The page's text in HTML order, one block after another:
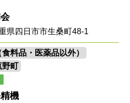
県四日市市生桑町48-1
料品・医薬品以外）
野町
機